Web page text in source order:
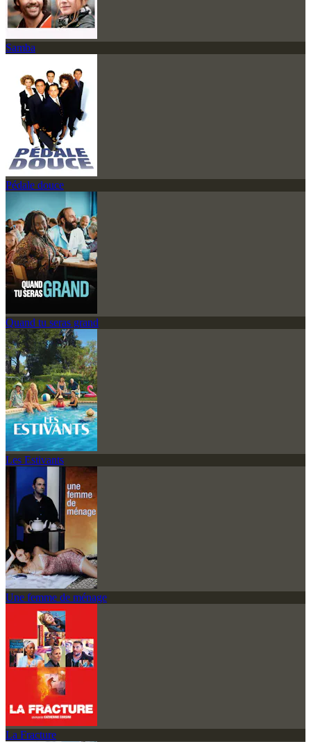
Samba
Pédale douce
Quand tu seras grand
Les Estivants
Une femme de ménage
La Fracture